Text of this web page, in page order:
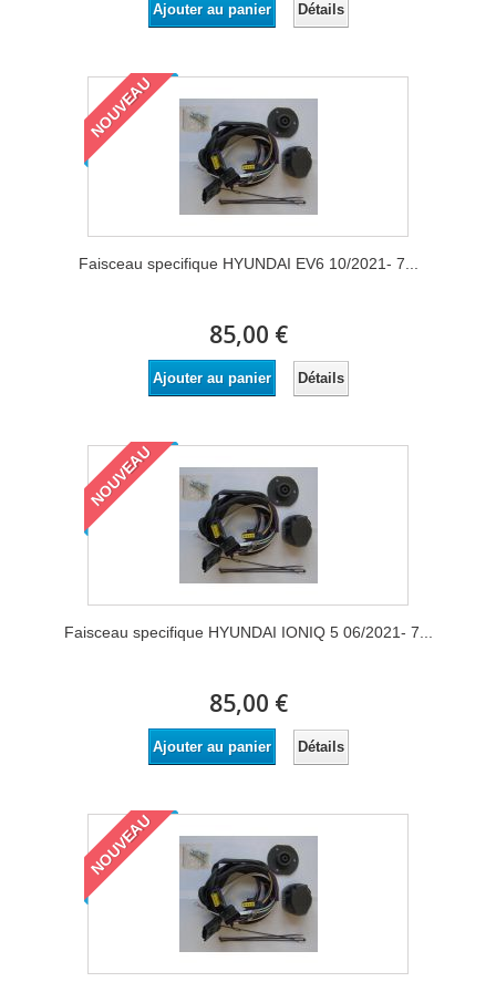
Ajouter au panier Détails
NOUVEAU
Faisceau specifique HYUNDAI EV6 10/2021- 7...
85,00 €
Ajouter au panier Détails
NOUVEAU
Faisceau specifique HYUNDAI IONIQ 5 06/2021- 7...
85,00 €
Ajouter au panier Détails
NOUVEAU